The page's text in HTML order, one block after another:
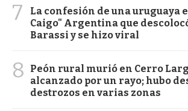
7
La confesión de una uruguaya
Caigo" Argentina que
Barassi y se hizo viral
8
Peón rural murió en Cerro
alcanzado por un rayo; hubo
destrozos en varias zonas